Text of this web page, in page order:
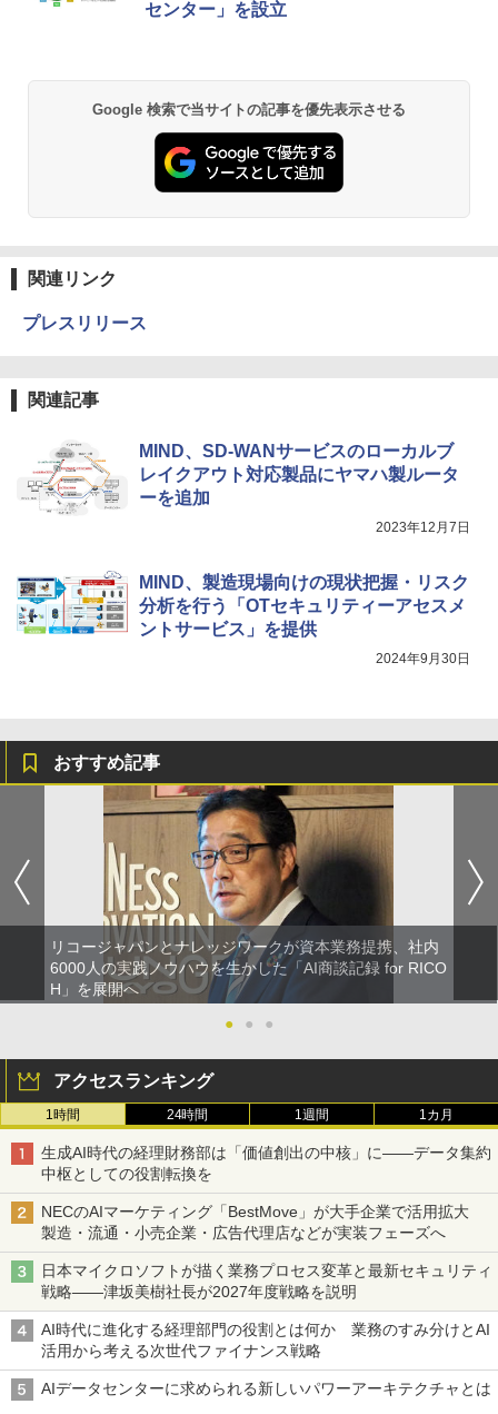
センター」を設立
Google 検索で当サイトの記事を優先表示させる
関連リンク
プレスリリース
関連記事
MIND、SD-WANサービスのローカルブ
レイクアウト対応製品にヤマハ製ルータ
ーを追加
2023年12月7日
MIND、製造現場向けの現状把握・リスク
分析を行う「OTセキュリティーアセスメ
ントサービス」を提供
2024年9月30日
おすすめ記事
リコージャパンとナレッジワークが資本業務提携、社内
6000人の実践ノウハウを生かした「AI商談記録 for RICO
H」を展開へ
●
● ●
アクセスランキング
1時間 24時間 1週間 1カ月
生成AI時代の経理財務部は「価値創出の中核」に――データ集約
中枢としての役割転換を
NECのAIマーケティング「BestMove」が大手企業で活用拡大
製造・流通・小売企業・広告代理店などが実装フェーズへ
日本マイクロソフトが描く業務プロセス変革と最新セキュリティ
戦略――津坂美樹社長が2027年度戦略を説明
AI時代に進化する経理部門の役割とは何か 業務のすみ分けとAI
活用から考える次世代ファイナンス戦略
AIデータセンターに求められる新しいパワーアーキテクチャとは